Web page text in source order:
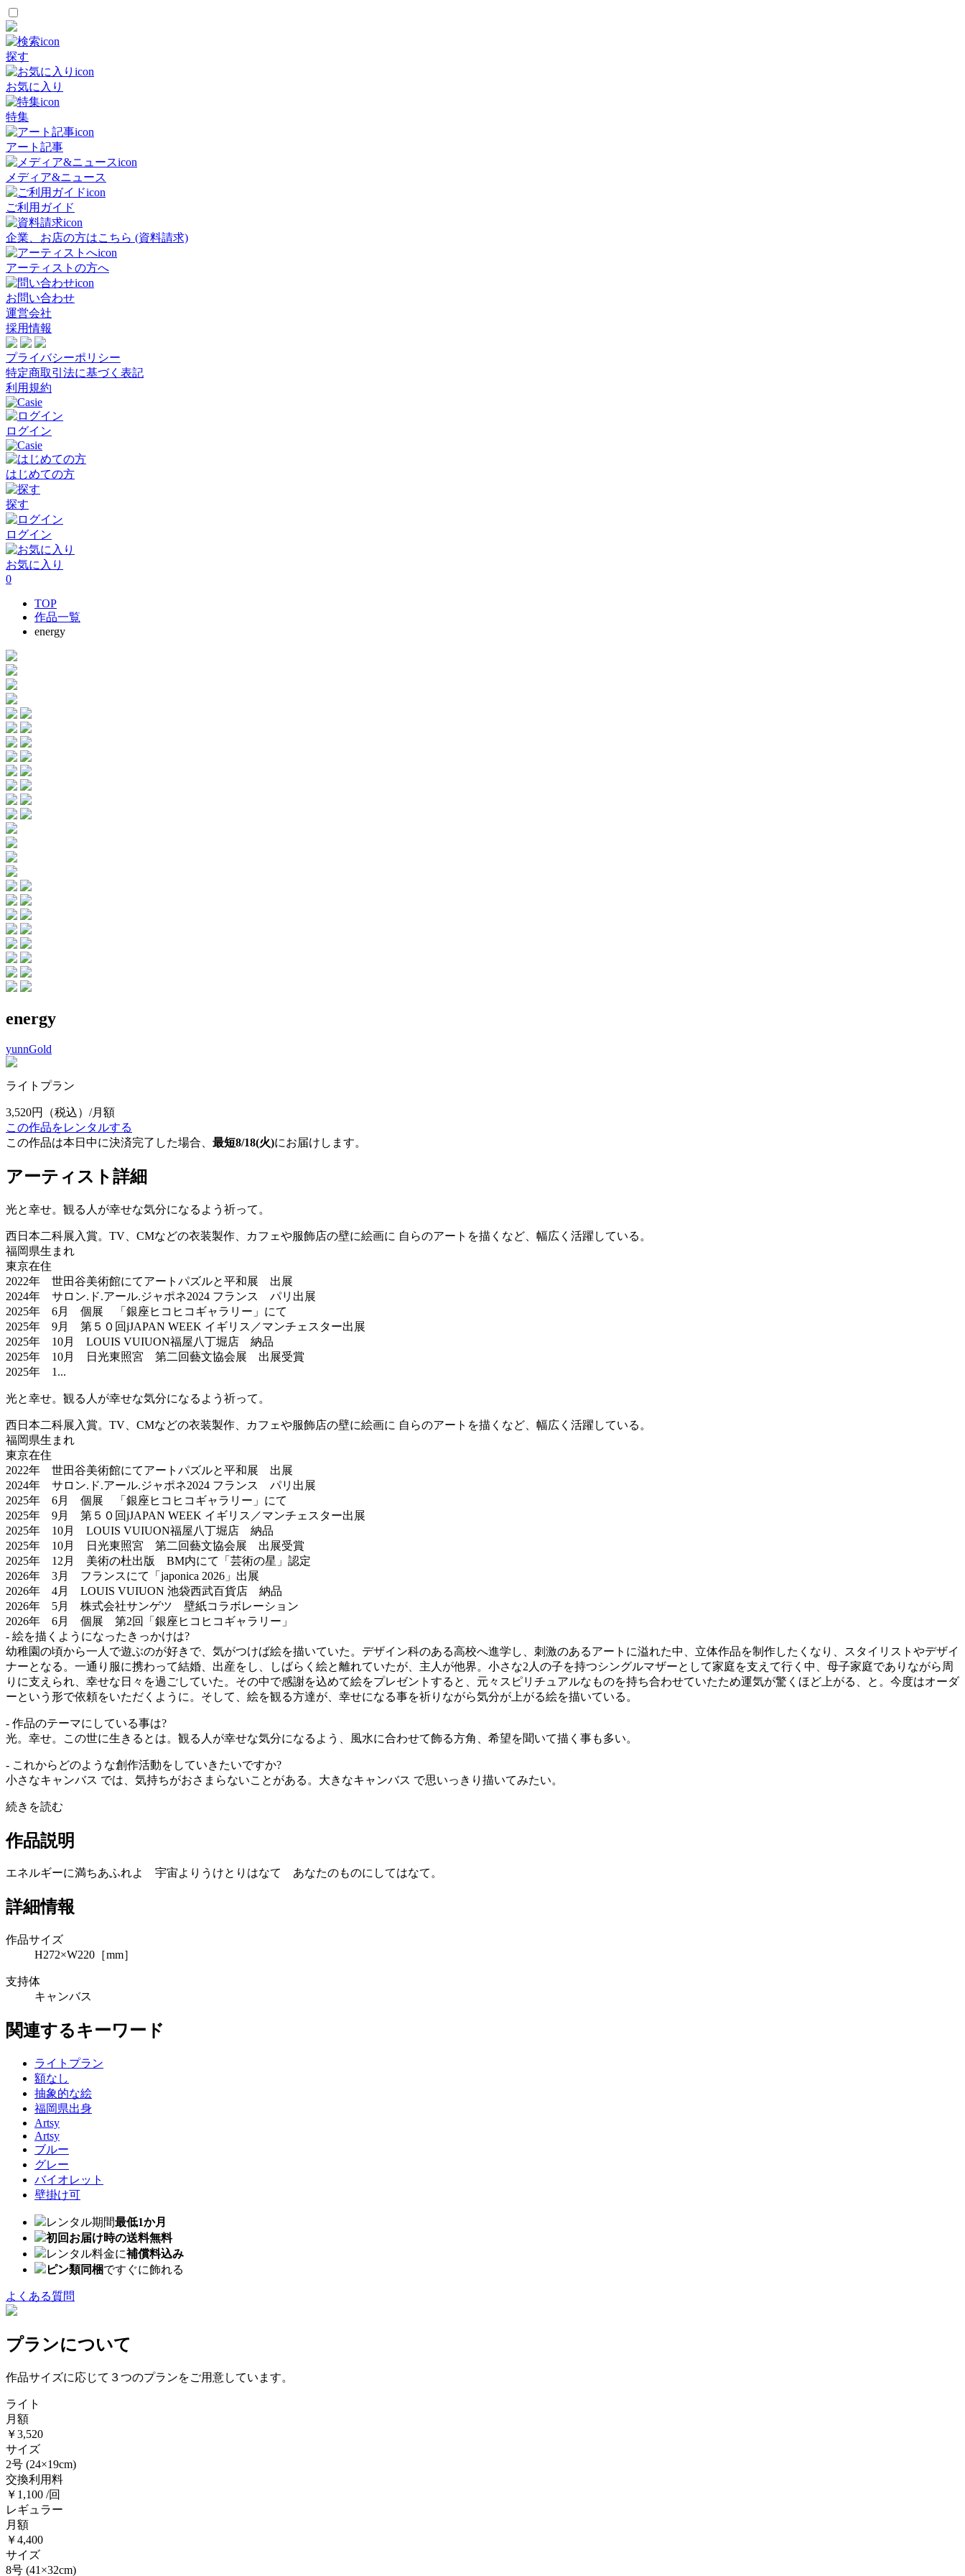
探す
お気に入り
特集
アート記事
メディア&ニュース
ご利用ガイド
企業、お店の方はこちら (資料請求)
アーティストの方へ
お問い合わせ
運営会社
採用情報
プライバシーポリシー
特定商取引法に基づく表記
利用規約
ログイン
はじめての方
探す
ログイン
お気に入り
0
TOP
作品一覧
energy
energy
yunnGold
ライトプラン
3,520円
（税込）/月額
この作品をレンタルする
この作品は本日中に決済完了した場合、 最短8/18(火)にお届けします。
アーティスト詳細
光と幸せ。観る人が幸せな気分になるよう祈って。
西日本二科展入賞。TV、CMなどの衣装製作、カフェや服飾店の壁に絵画に 自らのアートを描くなど、幅広く活躍している。
福岡県生まれ
東京在住
2022年 世田谷美術館にてアートパズルと平和展 出展
2024年 サロン.ド.アール.ジャポネ2024 フランス パリ出展
2025年 6月 個展 「銀座ヒコヒコギャラリー」にて
2025年 9月 第５０回jJAPAN WEEK イギリス／マンチェスター出展
2025年 10月 LOUIS VUIUON福屋八丁堀店 納品
2025年 10月 日光東照宮 第二回藝文協会展 出展受賞
2025年 1...
光と幸せ。観る人が幸せな気分になるよう祈って。
西日本二科展入賞。TV、CMなどの衣装製作、カフェや服飾店の壁に絵画に 自らのアートを描くなど、幅広く活躍している。
福岡県生まれ
東京在住
2022年 世田谷美術館にてアートパズルと平和展 出展
2024年 サロン.ド.アール.ジャポネ2024 フランス パリ出展
2025年 6月 個展 「銀座ヒコヒコギャラリー」にて
2025年 9月 第５０回jJAPAN WEEK イギリス／マンチェスター出展
2025年 10月 LOUIS VUIUON福屋八丁堀店 納品
2025年 10月 日光東照宮 第二回藝文協会展 出展受賞
2025年 12月 美術の杜出版 BM内にて「芸術の星」認定
2026年 3月 フランスにて「japonica 2026」出展
2026年 4月 LOUIS VUIUON 池袋西武百貨店 納品
2026年 5月 株式会社サンゲツ 壁紙コラボレーション
2026年 6月 個展 第2回「銀座ヒコヒコギャラリー」
- 絵を描くようになったきっかけは?
幼稚園の頃から一人で遊ぶのが好きで、気がつけば絵を描いていた。デザイン科のある高校へ進学し、刺激のあるアートに溢れた中、立体作品を制作したくなり、スタイリストやデザイ
ナーとなる。一通り服に携わって結婚、出産をし、しばらく絵と離れていたが、主人が他界。小さな2人の子を持つシングルマザーとして家庭を支えて行く中、母子家庭でありながら周
りに支えられ、幸せな日々を過ごしていた。その中で感謝を込めて絵をプレゼントすると、元々スピリチュアルなものを持ち合わせていたため運気が驚くほど上がる、と。今度はオーダ
ーという形で依頼をいただくように。そして、絵を観る方達が、幸せになる事を祈りながら気分が上がる絵を描いている。
- 作品のテーマにしている事は?
光。幸せ。この世に生きるとは。観る人が幸せな気分になるよう、風水に合わせて飾る方角、希望を聞いて描く事も多い。
- これからどのような創作活動をしていきたいですか?
小さなキャンバス では、気持ちがおさまらないことがある。大きなキャンバス で思いっきり描いてみたい。
続きを読む
作品説明
エネルギーに満ちあふれよ 宇宙よりうけとりはなて あなたのものにしてはなて。
詳細情報
作品サイズ
H272×W220［mm］
支持体
キャンバス
関連するキーワード
ライトプラン
額なし
抽象的な絵
福岡県出身
Artsy
Artsy
ブルー
グレー
バイオレット
壁掛け可
レンタル期間最低1か月
初回お届け時の送料無料
レンタル料金に補償料込み
ピン類同梱ですぐに飾れる
よくある質問
プランについて
作品サイズに応じて３つのプランをご用意しています。
ライト
月額
￥3,520
サイズ
2号 (24×19cm)
交換利用料
￥1,100 /回
レギュラー
月額
￥4,400
サイズ
8号 (41×32cm)